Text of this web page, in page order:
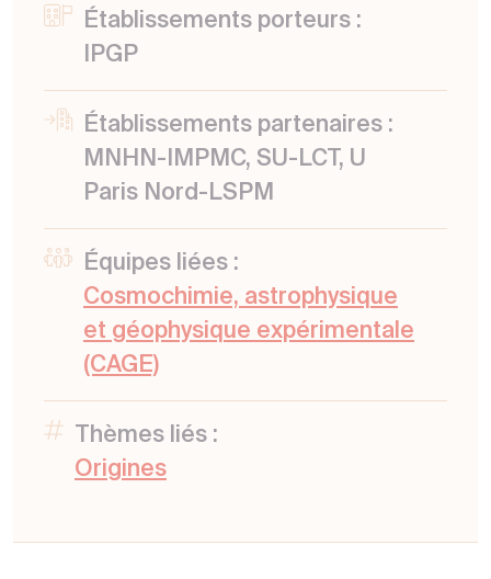
Établissements porteurs :
IPGP
Établissements partenaires :
MNHN-IMPMC, SU-LCT, U
Paris Nord-LSPM
Équipes liées :
Cosmochimie, astrophysique
et géophysique expérimentale
(CAGE)
Thèmes liés :
Origines